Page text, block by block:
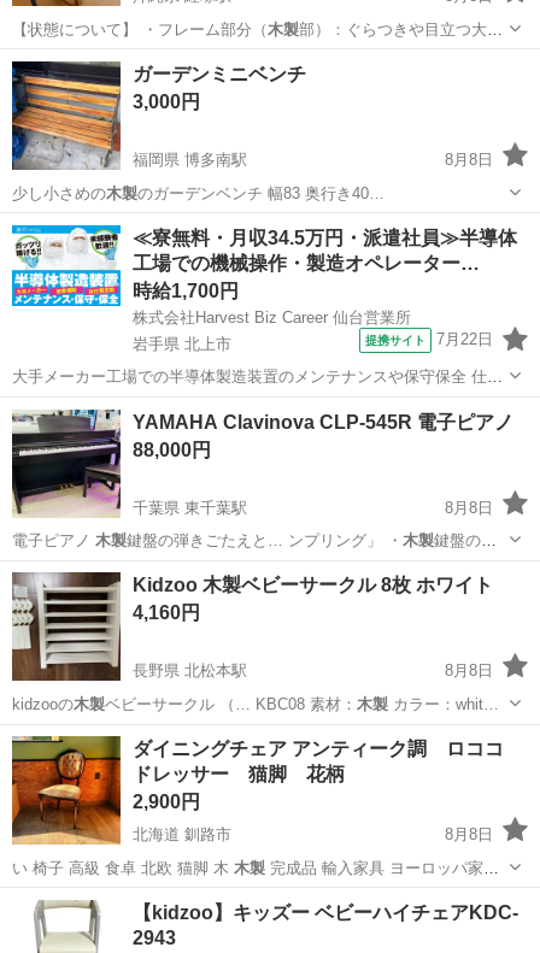
【状態について】 ・フレーム部分（木製部）：ぐらつきや目立つ大き
なダメージは…
沖縄 那覇市 経塚駅
ガーデンミニベンチ
3,000円
福岡県 博多南駅
8月8日
少し小さめの木製 のガーデンベンチ 幅83 奥行き40…
福岡 春日市 博多南駅 椅子
≪寮無料・月収34.5万円・派遣社員≫半導体
工場での機械操作・製造オペレーター…
時給1,700円
株式会社Harvest Biz Career 仙台営業所
岩手県 北上市
提携サイト 7月22日
大手メーカー工場での半導体製造装置のメンテナンスや保守保全 仕事
内容 ＼フラッシュメモリの製造を行う工場で半導体製造装置の保守・
点検のお仕事／ 新工場新設に伴い、請負現場の立ち上げを行います！
※立ち上げ時期目安：2...
岩手 北上市
YAMAHA Clavinova CLP-545R 電子ピアノ
88,000円
千葉県 東千葉駅
8月8日
電子ピアノ 木製鍵盤の弾きごたえと… ンプリング」 ・ 木製鍵盤の弾
き応えでグ…
千葉 千葉市 東千葉駅 鍵盤楽器、ピアノ
Kidzoo 木製ベビーサークル 8枚 ホワイト
4,160円
長野県 北松本駅
8月8日
kidzooの木製ベビーサークル （… KBC08 素材： 木製カラー：whit…
長野 松本市 北松本駅
ダイニングチェア アンティーク調 ロココ
ドレッサー 猫脚 花柄
2,900円
北海道 釧路市
8月8日
い 椅子 高級 食卓 北欧 猫脚 木 木製完成品 輸入家具 ヨーロッパ家具
…北海道 釧路市 アンティーク
【kidzoo】キッズー ベビーハイチェアKDC-
2943